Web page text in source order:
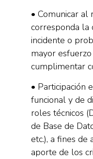
• Comunicar al
corresponda la
incidente o
mayor
cumplimentar
• Participación
funcional y de
roles técnicos
de Base de
etc.), a fines de
aporte de los